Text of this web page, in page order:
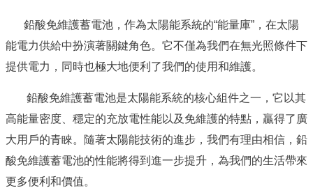
鉛酸免維護蓄電池，作為太陽能系統的“能量庫”，在太陽
能電力供給中扮演著關鍵角色。它不僅為我們在無光照條件下
提供電力，同時也極大地便利了我們的使用和維護。
鉛酸免維護蓄電池是太陽能系統的核心組件之一，它以其
高能量密度、穩定的充放電性能以及免維護的特點，贏得了廣
大用戶的青睞。隨著太陽能技術的進步，我們有理由相信，鉛
酸免維護蓄電池的性能將得到進一步提升，為我們的生活帶來
更多便利和價值。